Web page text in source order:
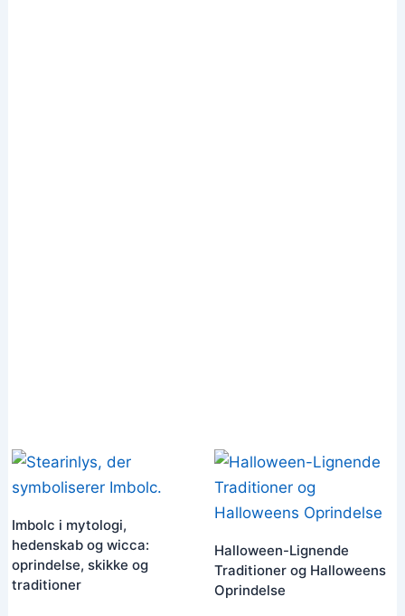
Imbolc i mytologi,
hedenskab og wicca:
oprindelse, skikke og
traditioner
Halloween-Lignende
Traditioner og Halloweens
Oprindelse